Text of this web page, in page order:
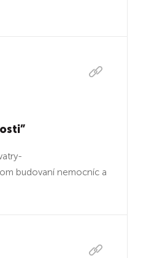
budovaní nemocníc a